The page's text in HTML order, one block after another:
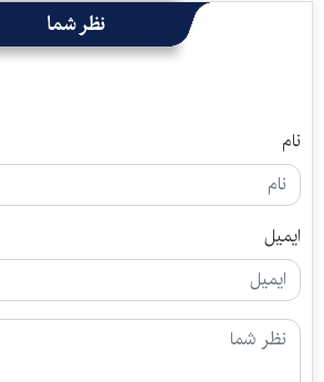
نظر شما
نام
ایمیل